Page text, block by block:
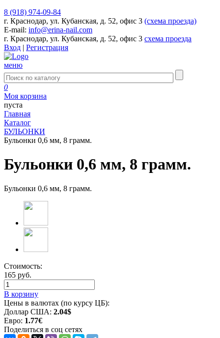
8 (918) 974-09-84
г. Краснодар, ул. Кубанская, д. 52, офис 3 (схема проезда)
E-mail: info@erina-nail.com
г. Краснодар, ул. Кубанская, д. 52, офис 3 схема проезда
Вход | Регистрация
меню
0
Моя корзина
пуста
Главная
Каталог
БУЛЬОНКИ
Бульонки 0,6 мм, 8 грамм.
Бульонки 0,6 мм, 8 грамм.
Бульонки 0,6 мм, 8 грамм.
Стоимость:
165 руб.
В корзину
Цены в валютах (по курсу ЦБ):
Доллар США: 2.04$
Евро: 1.77€
Поделиться в соц сетях